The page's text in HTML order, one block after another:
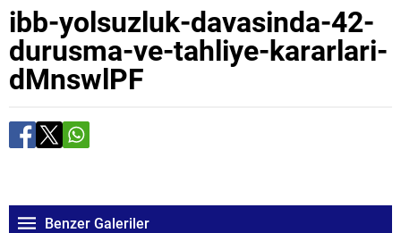
ibb-yolsuzluk-davasinda-42-
durusma-ve-tahliye-kararlari-
dMnswlPF
Benzer Galeriler